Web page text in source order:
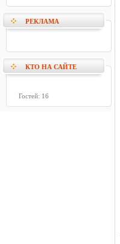
РЕКЛАМА
КТО НА САЙТЕ
Гостей: 16